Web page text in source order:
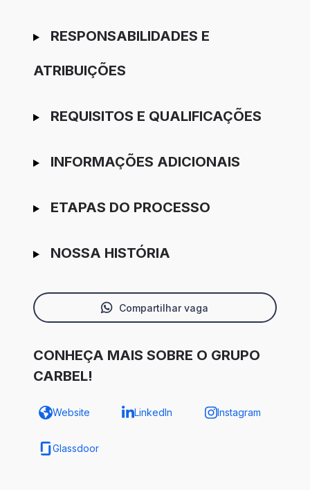
RESPONSABILIDADES E
ATRIBUIÇÕES
REQUISITOS E QUALIFICAÇÕES
INFORMAÇÕES ADICIONAIS
ETAPAS DO PROCESSO
NOSSA HISTÓRIA
Compartilhar vaga
CONHEÇA MAIS SOBRE O GRUPO
CARBEL!
Website LinkedIn Instagram
Glassdoor